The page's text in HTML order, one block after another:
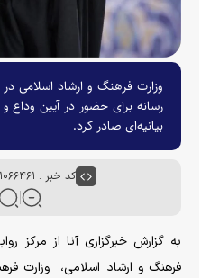
وزارت فرهنگ و ارشاد اسلامی
رسانه برای حضور در آیین وداع
بیانیه‌ای صادر کرد.
کد خبر : ۱۰۶۶۴۶۱
به گزارش خبرگزاری آنا از مرکز
فرهنگ و ارشاد اسلامی، وزارت